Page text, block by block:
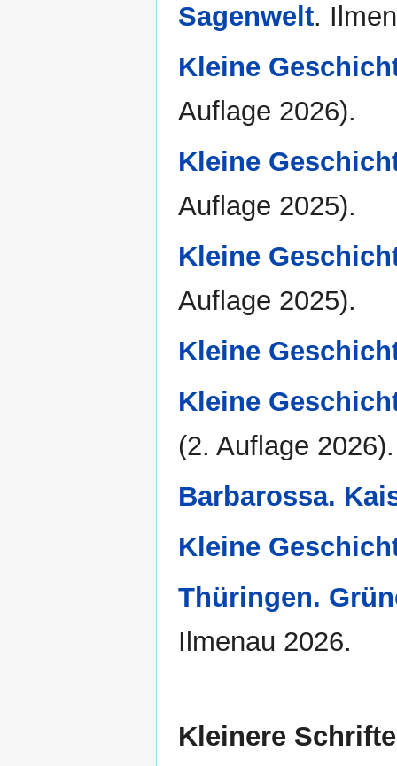
Sagenwelt.
Kleine
Auflage 2026).
Kleine
Auflage 2025).
Kleine
Auflage 2025).
Kleine
Kleine
(2. Auflage 2026).
Barbarossa.
Kleine
Thüringen.
Ilmenau 2026.
Kleinere